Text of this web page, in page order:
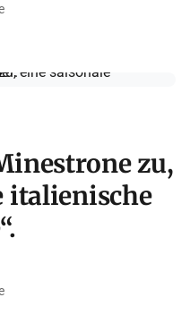
zu,
italienische